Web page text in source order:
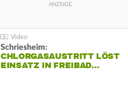
Schriesheim:
CHLORGASAUSTRITT LÖST
EINSATZ IN FREIBAD…